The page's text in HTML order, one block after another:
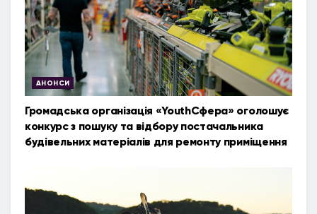
АНОНСИ
Громадська організація «YouthСфера» оголошує
конкурс з пошуку та відбору постачальника
будівельних матеріалів для ремонту приміщення